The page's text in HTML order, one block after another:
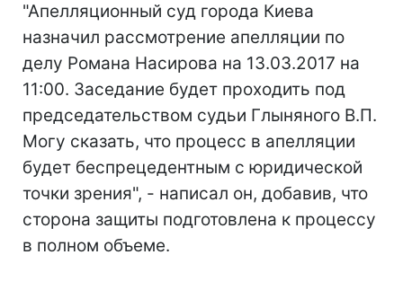
"Апелляционный суд города Киева
назначил рассмотрение апелляции по
делу Романа Насирова на 13.03.2017 на
11:00. Заседание будет проходить под
председательством судьи Глыняного В.П.
Могу сказать, что процесс в апелляции
будет беспрецедентным с юридической
точки зрения", - написал он, добавив, что
сторона защиты подготовлена к процессу
в полном объеме.